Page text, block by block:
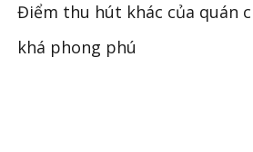
Điểm thu hút khác của quán
khá phong phú